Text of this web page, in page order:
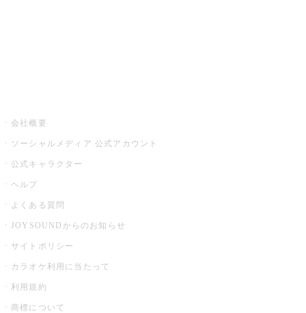
会社概要
ソーシャルメディア 公式アカウント
公式キャラクター
ヘルプ
よくある質問
JOYSOUNDからのお知らせ
サイトポリシー
カラオケ利用に当たって
利用規約
商標について